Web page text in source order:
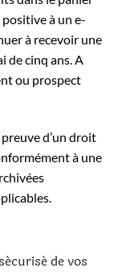
à un e-
à recevoir une
de cinq ans. A
ou prospect
d’un droit
à une
de vos